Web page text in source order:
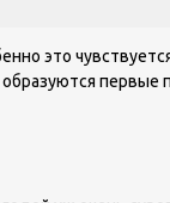
это